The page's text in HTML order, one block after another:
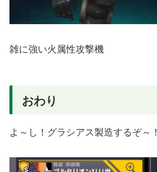
雑に強い火属性攻撃機
おわり
よ～し！グラシアス製造するぞ～！